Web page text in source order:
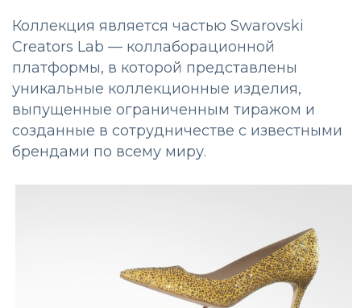
Коллекция является частью Swarovski
Creators Lab — коллаборационной
платформы, в которой представлены
уникальные коллекционные изделия,
выпущенные ограниченным тиражом и
созданные в сотрудничестве с известными
брендами по всему миру.